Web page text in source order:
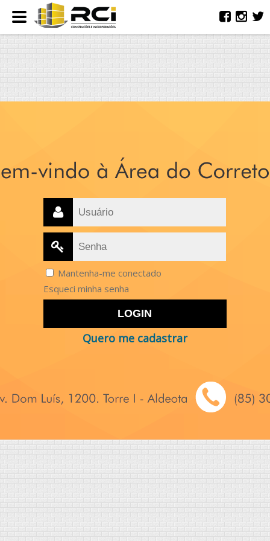
Mantenha-me conectado
Esqueci minha senha
LOGIN
Quero me cadastrar